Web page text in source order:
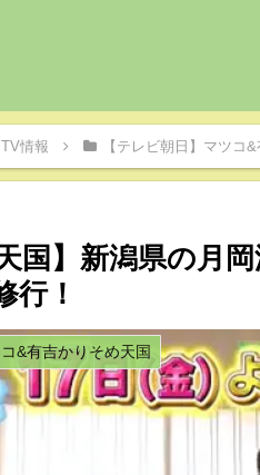
情報 【テレビ朝日】マツコ
国】新潟県の月
行！
&有吉かりそめ天国